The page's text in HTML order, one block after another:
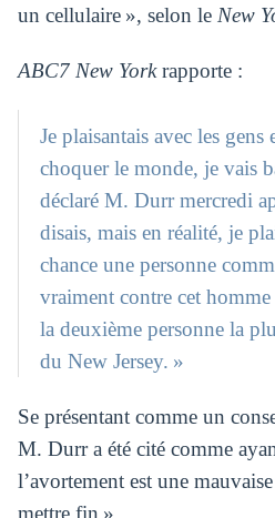
un cellulaire », selon le New
ABC7 New Yorkrapporte :
Je plaisantais avec les gens
choquer le monde, je vais
déclaré M. Durr mercredi
disais, mais en réalité, je
chance une personne
vraiment contre cet homme
la deuxième personne la
du New Jersey. »
Se présentant comme un
M. Durr a été cité comme
l’avortement est une
mettre fin ».